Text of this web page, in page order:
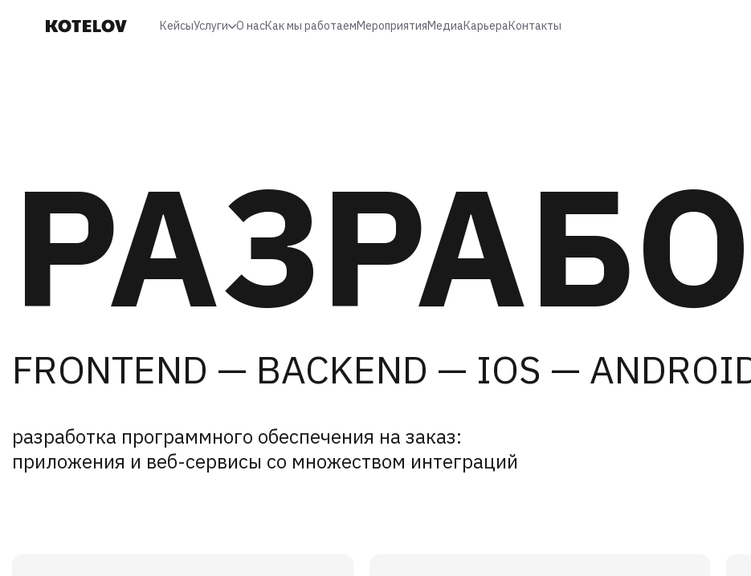
КейсыУслуги
исследование
Личные кабинеты
О насКак мы работаемМероприятияМедиаКарьераКонтакты
FRONTEND — BACKEND — IOS —
разработка программного обеспечения на заказ:
приложения и веб-сервисы со множеством интеграций